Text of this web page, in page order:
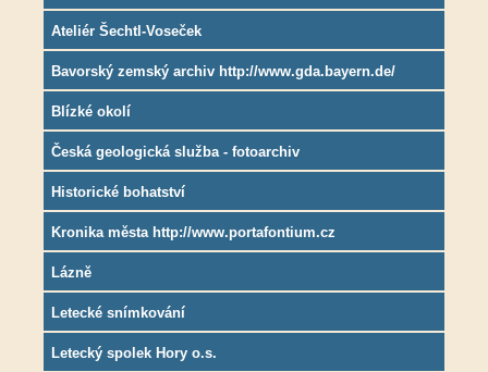
Ateliér Šechtl-Voseček
Bavorský zemský archiv http://www.gda.bayern.de/
Blízké okolí
Česká geologická služba - fotoarchiv
Historické bohatství
Kronika města http://www.portafontium.cz
Lázně
Letecké snímkování
Letecký spolek Hory o.s.